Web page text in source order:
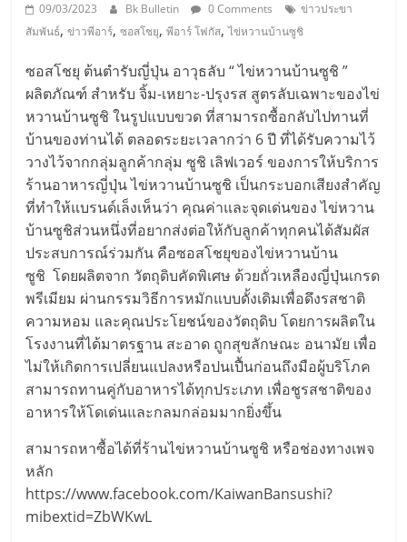
09/03/2023 Bk Bulletin 0 Comments
ข่าวประขา
สัมพันธ์,ข่าวพีอาร์,ซอสโชยุ,พีอาร์ โฟกัส,ไข่หวานบ้านซูชิ
ซอสโชยุ ต้นตำรับญี่ปุ่น อาวุธลับ “ ไข่หวานบ้านซูชิ ”
ผลิตภัณฑ์ สำหรับ จิ้ม-เหยาะ-ปรุงรส สูตรลับเฉพาะของไข่
หวานบ้านซูชิ ในรูปแบบขวด ที่สามารถซื้อกลับไปทานที่
บ้านของท่านได้ ตลอดระยะเวลากว่า 6 ปี ที่ได้รับความไว้
วางไว้จากกลุ่มลูกค้ากลุ่ม ซูชิ เลิฟเวอร์ ของการให้บริการ
ร้านอาหารญี่ปุ่น ไข่หวานบ้านซูชิ เป็นกระบอกเสียงสำคัญ
ที่ทำให้แบรนด์เล็งเห็นว่า คุณค่าและจุดเด่นของ ไข่หวาน
บ้านซูชิส่วนหนึ่งที่อยากส่งต่อให้กับลูกค้าทุกคนได้สัมผัส
ประสบการณ์ร่วมกัน คือซอสโชยุของไข่หวานบ้าน
ซูชิ โดยผลิตจาก วัตถุดิบคัดพิเศษ ด้วยถั่วเหลืองญี่ปุ่นเกรด
พรีเมียม ผ่านกรรมวิธีการหมักแบบดั้งเดิมเพื่อดึงรสชาติ
ความหอม และคุณประโยชน์ของวัตถุดิบ โดยการผลิตใน
โรงงานที่ได้มาตรฐาน สะอาด ถูกสุขลักษณะ อนามัย เพื่อ
ไม่ให้เกิดการเปลี่ยนแปลงหรือปนเปื้นก่อนถึงมือผู้บริโภค
สามารถทานคู่กับอาหารได้ทุกประเภท เพื่อชูรสชาติของ
อาหารให้โดเด่นและกลมกล่อมมากยิ่งขึ้น
สามารถหาซื้อได้ที่ร้านไข่หวานบ้านซูชิ หรือช่องทางเพจ
หลัก
https://www.facebook.com/KaiwanBansushi?
mibextid=ZbWKwL